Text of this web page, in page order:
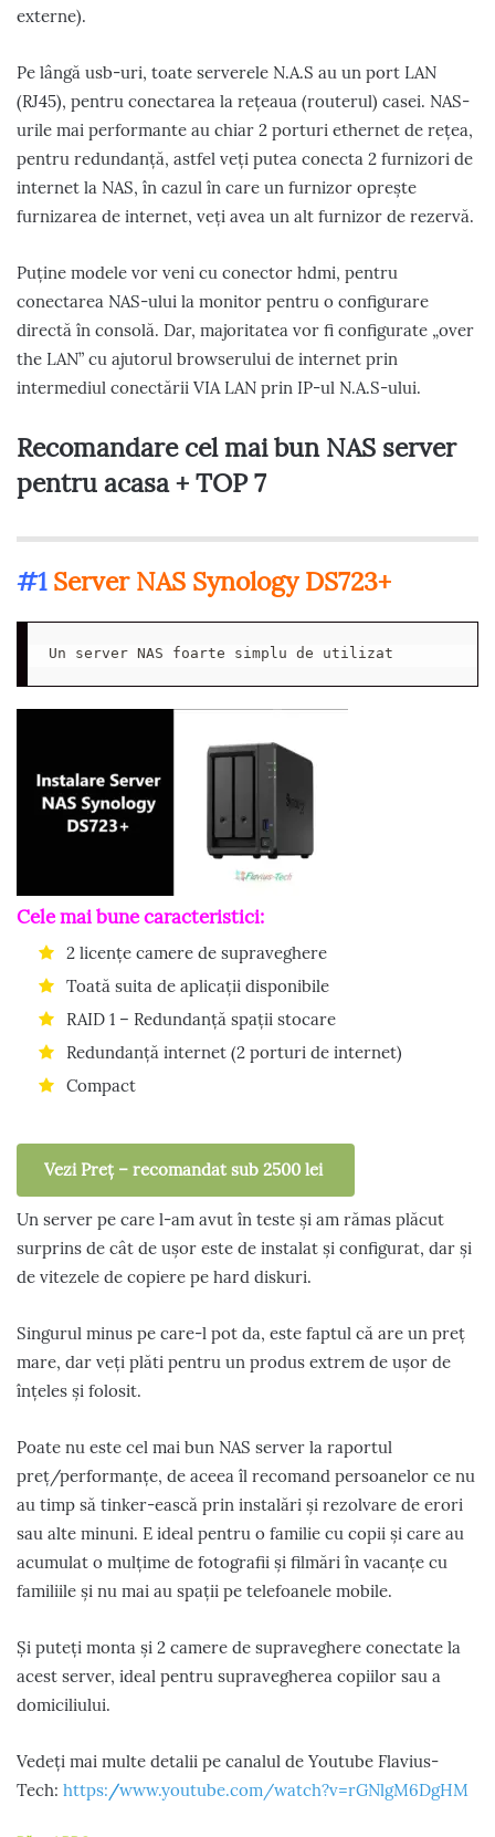
externe).
Pe lângă usb-uri, toate serverele N.A.S au un port LAN
(RJ45), pentru conectarea la rețeaua (routerul) casei. NAS-
urile mai performante au chiar 2 porturi ethernet de rețea,
pentru redundanță, astfel veți putea conecta 2 furnizori de
internet la NAS, în cazul în care un furnizor oprește
furnizarea de internet, veți avea un alt furnizor de rezervă.
Puține modele vor veni cu conector hdmi, pentru
conectarea NAS-ului la monitor pentru o configurare
directă în consolă. Dar, majoritatea vor fi configurate „over
the LAN” cu ajutorul browserului de internet prin
intermediul conectării VIA LAN prin IP-ul N.A.S-ului.
Recomandare cel mai bun NAS server
pentru acasa + TOP 7
#1Server NAS Synology DS723+
Un server NAS foarte simplu de utilizat
Cele mai bune caracteristici:
2 licențe camere de supraveghere
Toată suita de aplicații disponibile
RAID 1 – Redundanță spații stocare
Redundanță internet (2 porturi de internet)
Compact
Vezi Preț – recomandat sub 2500 lei
Un server pe care l-am avut în teste și am rămas plăcut
surprins de cât de ușor este de instalat și configurat, dar și
de vitezele de copiere pe hard diskuri.
Singurul minus pe care-l pot da, este faptul că are un preț
mare, dar veți plăti pentru un produs extrem de ușor de
înțeles și folosit.
Poate nu este cel mai bun NAS server la raportul
preț/performanțe, de aceea îl recomand persoanelor ce nu
au timp să tinker-ească prin instalări și rezolvare de erori
sau alte minuni. E ideal pentru o familie cu copii și care au
acumulat o mulțime de fotografii și filmări în vacanțe cu
familiile și nu mai au spații pe telefoanele mobile.
Și puteți monta și 2 camere de supraveghere conectate la
acest server, ideal pentru supravegherea copiilor sau a
domiciliului.
Vedeți mai multe detalii pe canalul de Youtube Flavius-
Tech: https://www.youtube.com/watch?v=rGNlgM6DgHM